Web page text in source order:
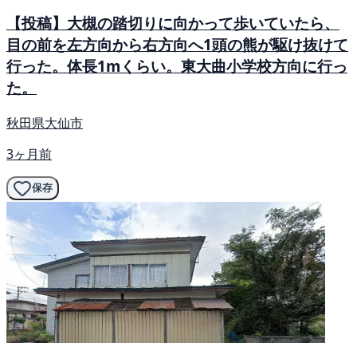
【投稿】大槻の踏切りに向かって歩いていたら、
目の前を左方向から右方向へ1頭の熊が駆け抜けて
行った。体長1mくらい。東大曲小学校方向に行っ
た。
秋田県大仙市
3ヶ月前
保存